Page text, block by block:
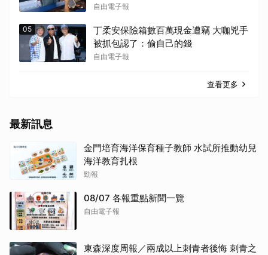
自由電子報
05
丁柔安保險箱數百萬現金遭竊 大咖兇手
被抓包認了：偷自己的錢
自由電子報
查看更多
最新訊息
金門培育海洋保育種子教師 水試所推動幼兒
海洋教育扎根
勁報
08/07 各報重點新聞一覽
自由電子報
東森深度周報／兩成以上刺青者後悔 刺青之